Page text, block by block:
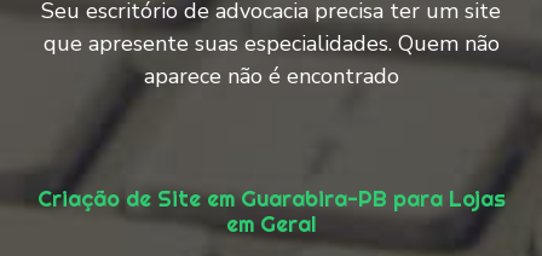
Seu escritório de advocacia precisa ter um site
que apresente suas especialidades. Quem não
aparece não é encontrado
Criação de Site em Guarabira-PB para Lojas
em Geral